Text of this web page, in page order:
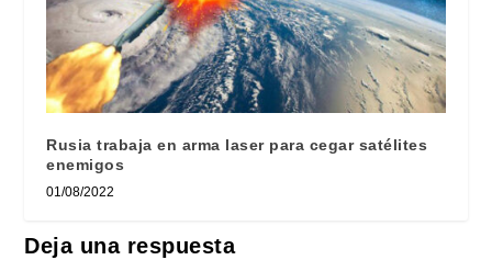
Rusia trabaja en arma laser para cegar satélites
enemigos
01/08/2022
Deja una respuesta